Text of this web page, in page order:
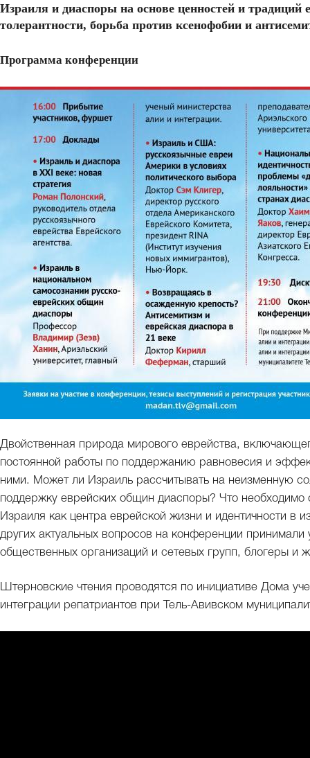
Израиля и диаспоры на основе ценностей и традиций
толерантности, борьба против ксенофобии и
Программа конференции
Двойственная природа мирового еврейства,
постоянной работы по поддержанию равновесия и
ними. Может ли Израиль рассчитывать на неизменную
поддержку еврейских общин диаспоры? Что необходимо
Израиля как центра еврейской жизни и идентичности
других актуальных вопросов на конференции принимали
общественных организаций и сетевых групп, блогеры и
Штерновские чтения проводятся по инициативе Дома
интеграции репатриантов при Тель-Авивском